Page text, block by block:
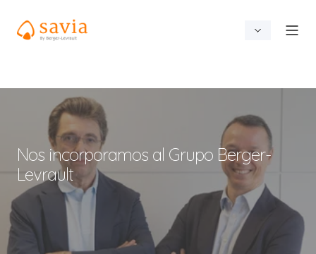
Nos incorporamos al Grupo Berger-
Levrault